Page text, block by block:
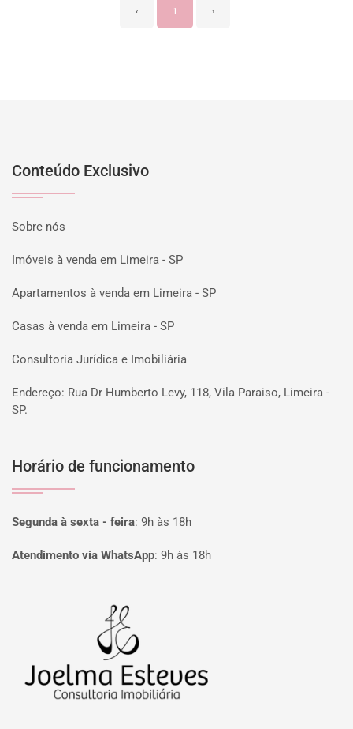
‹ 1 ›
Conteúdo Exclusivo
Sobre nós
Imóveis à venda em Limeira - SP
Apartamentos à venda em Limeira - SP
Casas à venda em Limeira - SP
Consultoria Jurídica e Imobiliária
Endereço: Rua Dr Humberto Levy, 118, Vila Paraiso, Limeira -
SP.
Horário de funcionamento
Segunda à sexta - feira: 9h às 18h
Atendimento via WhatsApp: 9h às 18h